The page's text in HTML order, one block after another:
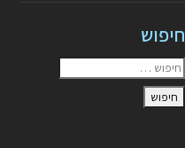
חיפוש